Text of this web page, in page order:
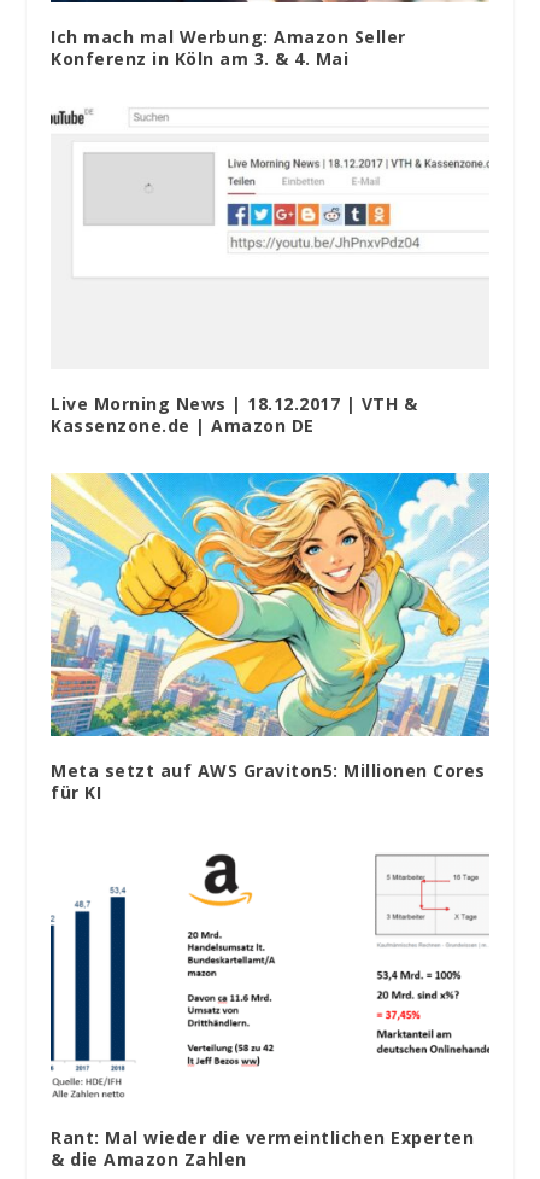
Ich mach mal Werbung: Amazon Seller
Konferenz in Köln am 3. & 4. Mai
Live Morning News | 18.12.2017 | VTH &
Kassenzone.de | Amazon DE
Meta setzt auf AWS Graviton5: Millionen Cores
für KI
Rant: Mal wieder die vermeintlichen Experten
& die Amazon Zahlen